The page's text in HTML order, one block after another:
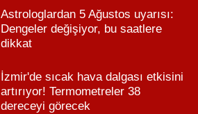
Astrologlardan 5 Ağustos uyarısı:
Dengeler değişiyor, bu saatlere
dikkat
İzmir'de sıcak hava dalgası etkisini
artırıyor! Termometreler 38
dereceyi görecek